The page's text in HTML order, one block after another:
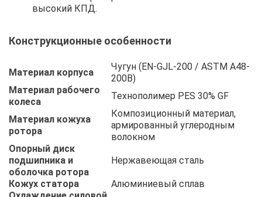
высокий КПД.
Конструкционные особенности
Материал корпуса
Чугун (EN-GJL-200 / ASTM A48-
200B)
Материал рабочего
колеса
Технополимер PES 30% GF
Материал кожуха
ротора
Композиционный материал,
армированный углеродным
волокном
Опорный диск
подшипника и
оболочка ротора
Нержавеющая сталь
Кожух статора
Алюминиевый сплав